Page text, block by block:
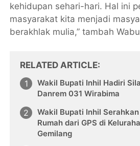
kehidupan sehari-hari. Hal ini
masyarakat kita menjadi
berakhlak mulia,” tambah
RELATED ARTICLE
Wakil Bupati Inhil Hadiri
Danrem 031 Wirabima
Wakil Bupati Inhil
Rumah dari GPS di
Gemilang